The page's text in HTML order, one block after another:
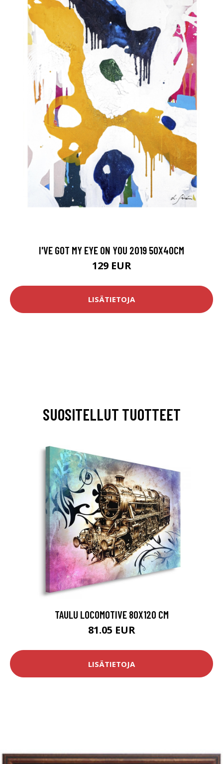
I'VE GOT MY EYE ON YOU 2019 50X40CM
129 EUR
LISÄTIETOJA
SUOSITELLUT TUOTTEET
TAULU LOCOMOTIVE 80X120 CM
81.05 EUR
LISÄTIETOJA